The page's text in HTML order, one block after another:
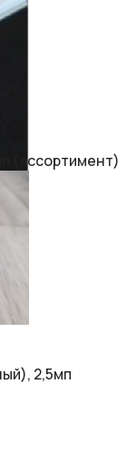
(ассортимент)
2,5мп